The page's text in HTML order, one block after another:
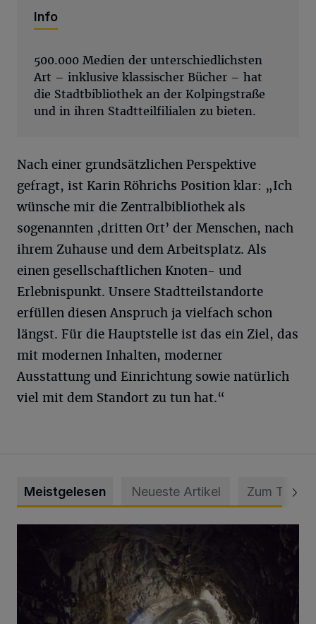
Info
500.000 Medien der unterschiedlichsten
Art – inklusive klassischer Bücher – hat
die Stadtbibliothek an der Kolpingstraße
und in ihren Stadtteilfilialen zu bieten.
Nach einer grundsätzlichen Perspektive
gefragt, ist Karin Röhrichs Position klar: „Ich
wünsche mir die Zentralbibliothek als
sogenannten ‚dritten Ort’ der Menschen, nach
ihrem Zuhause und dem Arbeitsplatz. Als
einen gesellschaftlichen Knoten- und
Erlebnispunkt. Unsere Stadtteilstandorte
erfüllen diesen Anspruch ja vielfach schon
längst. Für die Hauptstelle ist das ein Ziel, das
mit modernen Inhalten, moderner
Ausstattung und Einrichtung sowie natürlich
viel mit dem Standort zu tun hat.“
Meistgelesen Neueste Artikel Zum Thema